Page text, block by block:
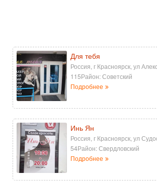
Для тебя
Россия, г Красноярск, ул
115Район: Советский
Подробнее
Инь Ян
Россия, г Красноярск, ул
54Район: Свердловский
Подробнее